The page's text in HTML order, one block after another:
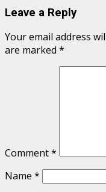
Leave a Reply
Your email address
are marked *
Comment*
Name *